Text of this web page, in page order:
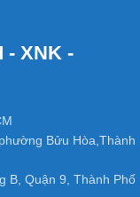
Xuân, Q12, TP.
Tri Phương,
–
- XNK -
Bửu Hòa,Thành
B, Quận 9, Thành Phố